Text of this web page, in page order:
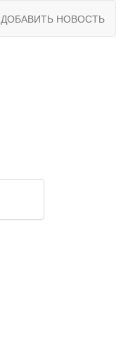
ДОБАВИТЬ НОВОСТЬ